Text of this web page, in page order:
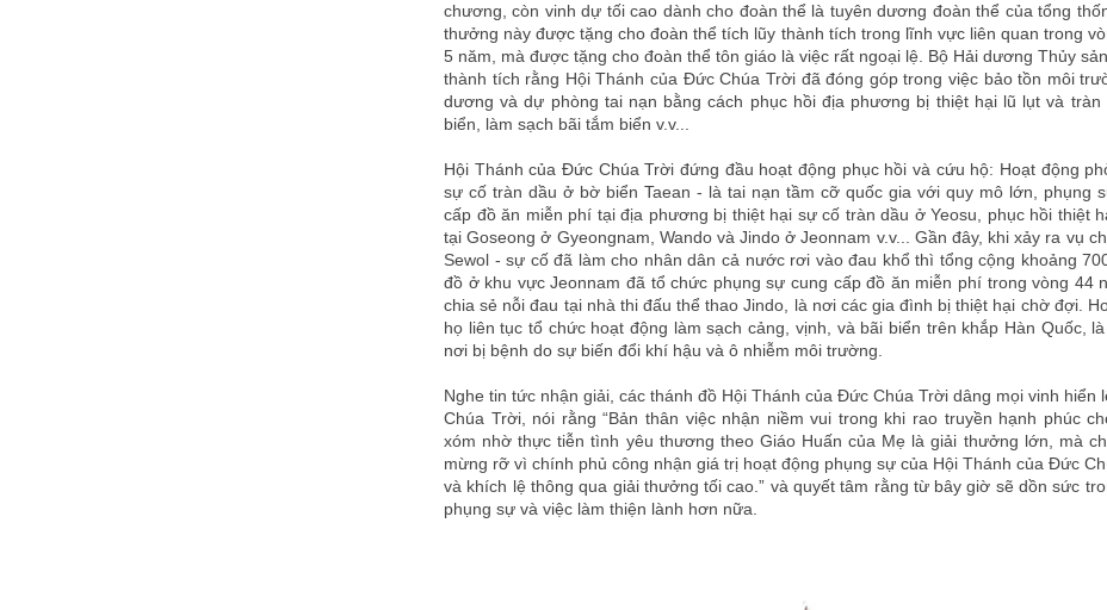
chương, còn vinh dự tối cao dành cho đoàn thể là tuyên dương đoàn thể của tổng
thưởng này được tặng cho đoàn thể tích lũy thành tích trong lĩnh vực liên quan trong
5 năm, mà được tặng cho đoàn thể tôn giáo là việc rất ngoại lệ. Bộ Hải dương Thủy
thành tích rằng Hội Thánh của Đức Chúa Trời đã đóng góp trong việc bảo tồn môi
dương và dự phòng tai nạn bằng cách phục hồi địa phương bị thiệt hại lũ lụt và tràn
biển, làm sạch bãi tắm biển v.v...
Hội Thánh của Đức Chúa Trời đứng đầu hoạt động phục hồi và cứu hộ: Hoạt động
sự cố tràn dầu ở bờ biển Taean - là tai nạn tầm cỡ quốc gia với quy mô lớn, phụng
cấp đồ ăn miễn phí tại địa phương bị thiệt hại sự cố tràn dầu ở Yeosu, phục hồi thiệt
tại Goseong ở Gyeongnam, Wando và Jindo ở Jeonnam v.v... Gần đây, khi xảy ra vụ
Sewol - sự cố đã làm cho nhân dân cả nước rơi vào đau khổ thì tổng cộng khoảng
đồ ở khu vực Jeonnam đã tổ chức phụng sự cung cấp đồ ăn miễn phí trong vòng 44
chia sẻ nỗi đau tại nhà thi đấu thể thao Jindo, là nơi các gia đình bị thiệt hại chờ đợi.
họ liên tục tổ chức hoạt động làm sạch cảng, vịnh, và bãi biển trên khắp Hàn Quốc,
nơi bị bệnh do sự biến đổi khí hậu và ô nhiễm môi trường.
Nghe tin tức nhận giải, các thánh đồ Hội Thánh của Đức Chúa Trời dâng mọi vinh hiển
Chúa Trời, nói rằng “Bản thân việc nhận niềm vui trong khi rao truyền hạnh phúc
xóm nhờ thực tiễn tình yêu thương theo Giáo Huấn của Mẹ là giải thưởng lớn, mà
mừng rỡ vì chính phủ công nhận giá trị hoạt động phụng sự của Hội Thánh của Đức
và khích lệ thông qua giải thưởng tối cao.” và quyết tâm rằng từ bây giờ sẽ dồn sức
phụng sự và việc làm thiện lành hơn nữa.